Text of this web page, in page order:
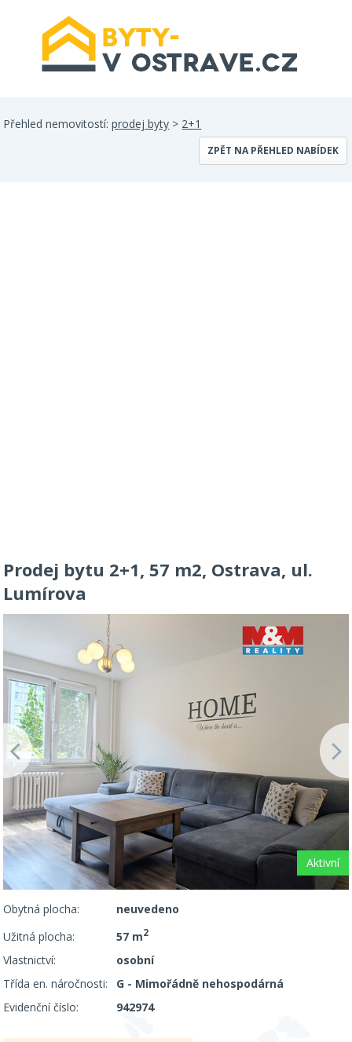
Přehled nemovitostí:prodej byty > 2+1
ZPĚT NA PŘEHLED NABÍDEK
Prodej bytu 2+1, 57 m2, Ostrava, ul.
Lumírova
Aktivní
Obytná plocha:
neuvedeno
Užitná plocha:
57 m2
Vlastnictví:
osobní
Třída en. náročnosti:
G - Mimořádně nehospodárná
Evidenční číslo:
942974